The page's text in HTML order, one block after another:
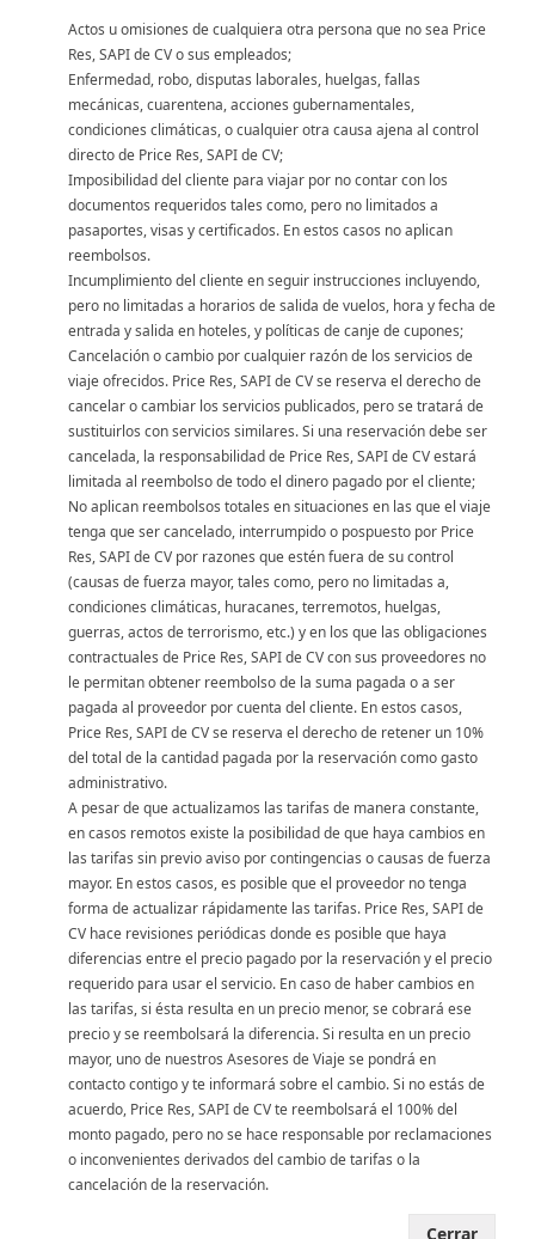
Actos u omisiones de cualquiera otra persona que no sea Price
Res, SAPI de CV o sus empleados;
Enfermedad, robo, disputas laborales, huelgas, fallas
mecánicas, cuarentena, acciones gubernamentales,
condiciones climáticas, o cualquier otra causa ajena al control
directo de Price Res, SAPI de CV;
Imposibilidad del cliente para viajar por no contar con los
documentos requeridos tales como, pero no limitados a
pasaportes, visas y certificados. En estos casos no aplican
reembolsos.
Incumplimiento del cliente en seguir instrucciones incluyendo,
pero no limitadas a horarios de salida de vuelos, hora y fecha de
entrada y salida en hoteles, y políticas de canje de cupones;
Cancelación o cambio por cualquier razón de los servicios de
viaje ofrecidos. Price Res, SAPI de CV se reserva el derecho de
cancelar o cambiar los servicios publicados, pero se tratará de
sustituirlos con servicios similares. Si una reservación debe ser
cancelada, la responsabilidad de Price Res, SAPI de CV estará
limitada al reembolso de todo el dinero pagado por el cliente;
No aplican reembolsos totales en situaciones en las que el viaje
tenga que ser cancelado, interrumpido o pospuesto por Price
Res, SAPI de CV por razones que estén fuera de su control
(causas de fuerza mayor, tales como, pero no limitadas a,
condiciones climáticas, huracanes, terremotos, huelgas,
guerras, actos de terrorismo, etc.) y en los que las obligaciones
contractuales de Price Res, SAPI de CV con sus proveedores no
le permitan obtener reembolso de la suma pagada o a ser
pagada al proveedor por cuenta del cliente. En estos casos,
Price Res, SAPI de CV se reserva el derecho de retener un 10%
del total de la cantidad pagada por la reservación como gasto
administrativo.
A pesar de que actualizamos las tarifas de manera constante,
en casos remotos existe la posibilidad de que haya cambios en
las tarifas sin previo aviso por contingencias o causas de fuerza
mayor. En estos casos, es posible que el proveedor no tenga
forma de actualizar rápidamente las tarifas. Price Res, SAPI de
CV hace revisiones periódicas donde es posible que haya
diferencias entre el precio pagado por la reservación y el precio
requerido para usar el servicio. En caso de haber cambios en
las tarifas, si ésta resulta en un precio menor, se cobrará ese
precio y se reembolsará la diferencia. Si resulta en un precio
mayor, uno de nuestros Asesores de Viaje se pondrá en
contacto contigo y te informará sobre el cambio. Si no estás de
acuerdo, Price Res, SAPI de CV te reembolsará el 100% del
monto pagado, pero no se hace responsable por reclamaciones
o inconvenientes derivados del cambio de tarifas o la
cancelación de la reservación.
Cerrar